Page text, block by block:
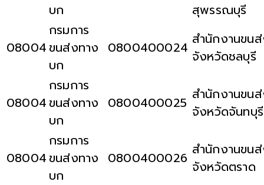
บก
สุพรรณบุรี
08004
กรมการ
ขนส่งทาง
บก
0800400024 สำนักงานขน
จังหวัดชลบุรี
08004
กรมการ
ขนส่งทาง
บก
0800400025 สำนักงานขน
จังหวัดจันทบุรี
08004
กรมการ
ขนส่งทาง
บก
0800400026 สำนักงานขน
จังหวัดตราด